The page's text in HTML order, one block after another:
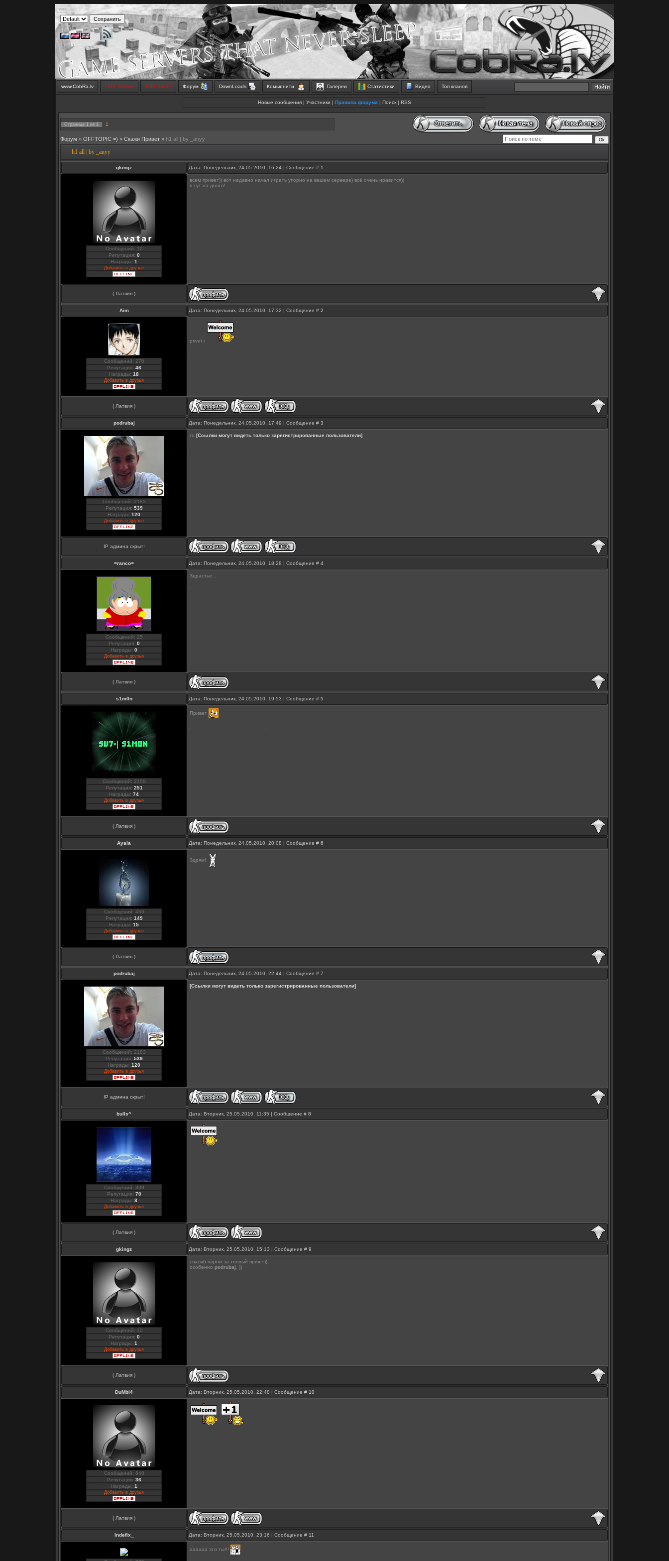
www.CobRa.lv LIVE Stream SMS SHOP Форум DownLoads Комьюнити Галереи Статистики Видео Топ кланов
Новые сообщения | Участники | Правила форума | Поиск | RSS
Страница 1 из 1 1
Форум » OFFTOPIC =) » Скажи Привет » h1 all | by _anyy
h1 all | by _anyy
gkingz Дата: Понедельник, 24.05.2010, 16:24 | Сообщение # 1
Сообщений: 10
Репутация: 0
Награды: 1
Добавить в друзья
всем привет)) вот недавно начал играть упорно на вашем сервере) всё очень нравится))
я тут на долго!
( Латвия )
Aim Дата: Понедельник, 24.05.2010, 17:32 | Сообщение # 2
Сообщений: 270
Репутация: 46
Награды: 18
Добавить в друзья
privet i
( Латвия )
podrubaj Дата: Понедельник, 24.05.2010, 17:49 | Сообщение # 3
Сообщений: 2183
Репутация: 539
Награды: 120
Добавить в друзья
го [Ссылки могут видеть только зарегистрированные пользователи]
IP админа скрыт!
=ranco= Дата: Понедельник, 24.05.2010, 18:28 | Сообщение # 4
Сообщений: 25
Репутация: 0
Награды: 0
Добавить в друзья
Здрастье...
( Латвия )
s1m0n Дата: Понедельник, 24.05.2010, 19:53 | Сообщение # 5
Сообщений: 2158
Репутация: 251
Награды: 74
Добавить в друзья
Привет
( Латвия )
Ayala Дата: Понедельник, 24.05.2010, 20:08 | Сообщение # 6
Сообщений: 450
Репутация: 149
Награды: 15
Добавить в друзья
Здрям!
( Латвия )
podrubaj Дата: Понедельник, 24.05.2010, 22:44 | Сообщение # 7
Сообщений: 2183
Репутация: 539
Награды: 120
Добавить в друзья
[Ссылки могут видеть только зарегистрированные пользователи]
IP админа скрыт!
bulls^ Дата: Вторник, 25.05.2010, 11:35 | Сообщение # 8
Сообщений: 309
Репутация: 70
Награды: 8
Добавить в друзья
( Латвия )
gkingz Дата: Вторник, 25.05.2010, 15:13 | Сообщение # 9
Сообщений: 10
Репутация: 0
Награды: 1
Добавить в друзья
спасиб парни за тёплый приют))
особенно podrubaj, ))
( Латвия )
DuMbI4 Дата: Вторник, 25.05.2010, 22:48 | Сообщение # 10
Сообщений: 640
Репутация: 36
Награды: 1
Добавить в друзья
( Латвия )
Indefix_ Дата: Вторник, 25.05.2010, 23:16 | Сообщение # 11
аааааа это ты!!!